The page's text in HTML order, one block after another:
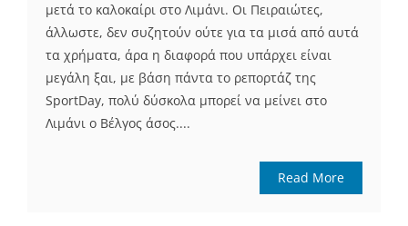
μετά το καλοκαίρι στο Λιμάνι. Οι Πειραιώτες,
άλλωστε, δεν συζητούν ούτε για τα μισά από αυτά
τα χρήματα, άρα η διαφορά που υπάρχει είναι
μεγάλη ξαι, με βάση πάντα το ρεπορτάζ της
SportDay, πολύ δύσκολα μπορεί να μείνει στο
Λιμάνι ο Βέλγος άσος....
Read More